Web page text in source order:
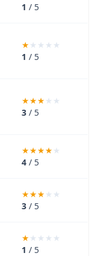
1 / 5
1 / 5
3 / 5
4 / 5
3 / 5
1 / 5